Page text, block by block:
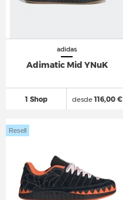
adidas
Adimatic Mid YNuK
1 Shop desde116,00 €
Resell